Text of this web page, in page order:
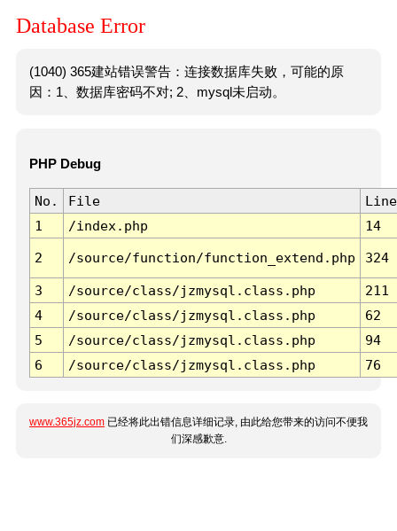
Database Error
(1040) 365建站错误警告：连接数据库失败，可能的原
因：1、数据库密码不对; 2、mysql未启动。
PHP Debug
No. File
Line
1
/index.php 14
2 /source/function/function_extend.php 324
3 /source/class/jzmysql.class.php
211
4
/source/class/jzmysql.class.php
62
5
/source/class/jzmysql.class.php
94
6
/source/class/jzmysql.class.php 76
www.365jz.com 已经将此出错信息详细记录, 由此给您带来的访问不便我
们深感歉意.